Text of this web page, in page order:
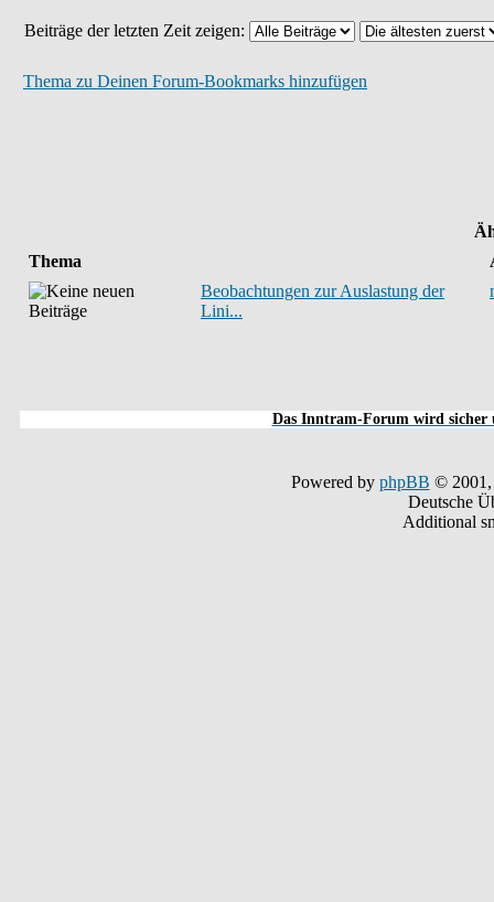
Beiträge der letzten Zeit zeigen:
Thema zu Deinen Forum-Bookmarks hinzufügen
Thema
Beobachtungen zur Auslastung der
Lini...
Das Inntram-Forum wird sicher
Powered by phpBB © 2001,
Deutsche
Additional